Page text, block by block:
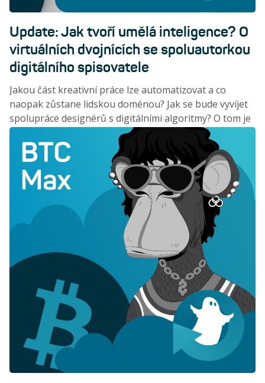
Update: Jak tvoří umělá inteligence? O
virtuálních dvojnících se spoluautorkou
digitálního spisovatele
Jakou část kreativní práce lze automatizovat a co
naopak zůstane lidskou doménou? Jak se bude vyvíjet
spolupráce designérů s digitálními algoritmy? O tom je
rozhovor s filozofkou a výzkumnicí umělé inteligence
Ditou Malečkovou.